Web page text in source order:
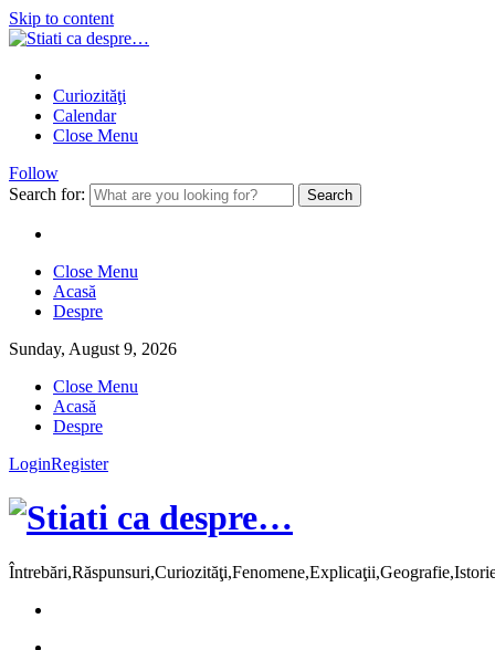
Skip to content
Curiozităţi
Calendar
Close Menu
Follow
Search for:
Close Menu
Acasă
Despre
Sunday, August 9, 2026
Close Menu
Acasă
Despre
LoginRegister